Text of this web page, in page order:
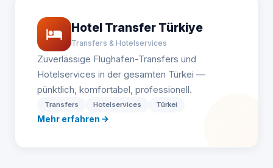
Hotel Transfer Türkiye
Transfers & Hotelservices
Zuverlässige Flughafen-Transfers und
Hotelservices in der gesamten Türkei —
pünktlich, komfortabel, professionell.
Transfers Hotelservices Türkei
Mehr erfahren